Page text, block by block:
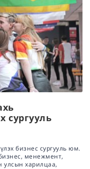
сургууль
бизнес сургууль юм.
менежмент,
улсын харилцаа,